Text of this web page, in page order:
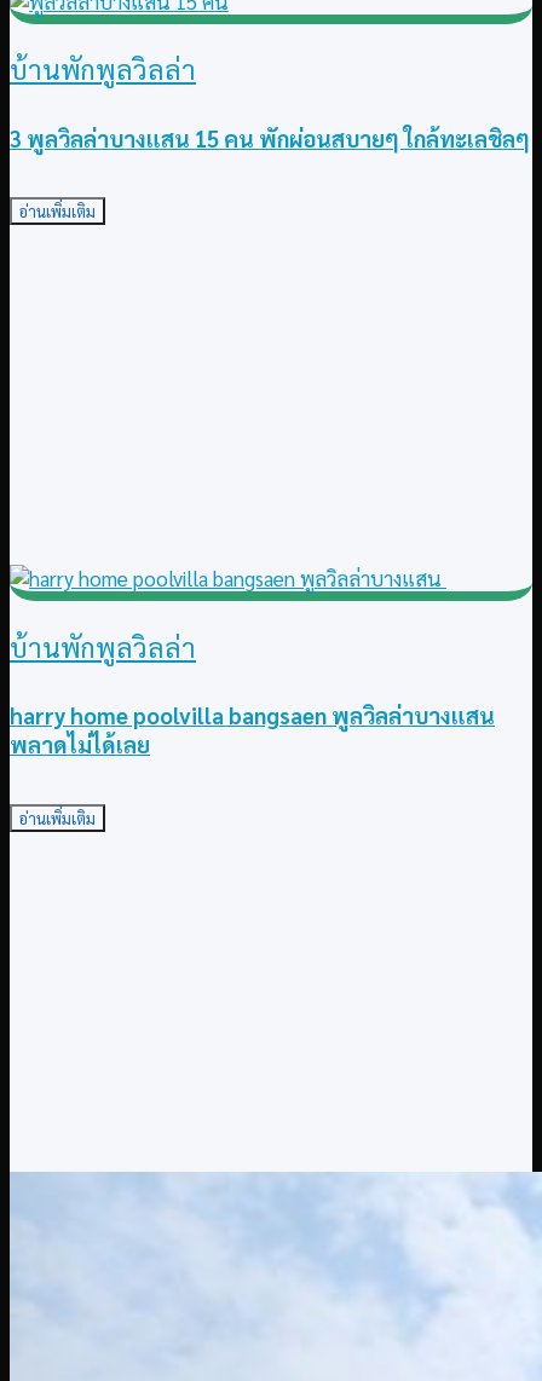
บ้านพักพูลวิลล่า
3 พูลวิลล่าบางแสน 15 คน พักผ่อนสบายๆ ใกล้ทะเลชิลๆ
อ่านเพิ่มเติม
บ้านพักพูลวิลล่า
harry home poolvilla bangsaen พูลวิลล่าบางแสน
พลาดไม่ได้เลย
อ่านเพิ่มเติม